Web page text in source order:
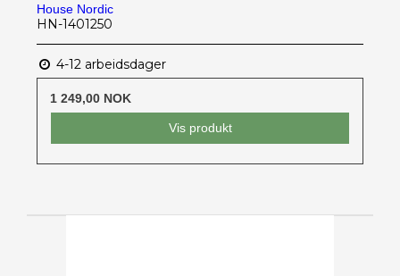
House Nordic
HN-1401250
4-12 arbeidsdager
1 249,00 NOK
Vis produkt